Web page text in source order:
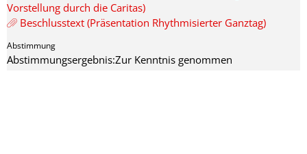
Vorstellung durch die Caritas)
Beschlusstext (Präsentation Rhythmisierter Ganztag)
Abstimmungsergebnis:Zur Kenntnis genommen